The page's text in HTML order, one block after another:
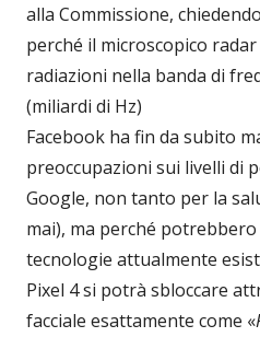
alla Commissione,
perché il microscopico
radiazioni nella banda di
(miliardi di Hz)
Facebook ha fin da subito
preoccupazioni sui livelli di
Google, non tanto per la
mai), ma perché
tecnologie attualmente
Pixel 4 si potrà sbloccare
facciale esattamente come «